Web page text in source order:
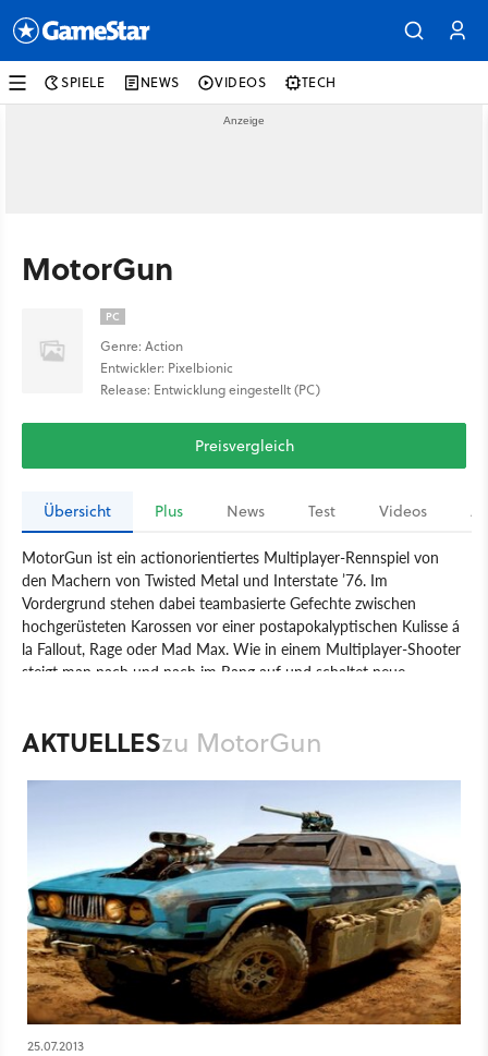
SPIELE NEWS VIDEOS TECH
MotorGun
PC
Genre: Action
Entwickler: Pixelbionic
Release: Entwicklung eingestellt (PC)
Preisvergleich
Übersicht Plus News Test Videos
MotorGun ist ein actionorientiertes Multiplayer-Rennspiel von
den Machern von Twisted Metal und Interstate ’76. Im
Vordergrund stehen dabei teambasierte Gefechte zwischen
hochgerüsteten Karossen vor einer postapokalyptischen Kulisse á
la Fallout, Rage oder Mad Max. Wie in einem Multiplayer-Shooter
steigt man nach und nach im Rang auf und schaltet neue
stehen über 20 Fahrzeuge, die zwischen den drei rivalisierenden
Multiplayer-Optionen umfassen Klassiker wie Capture the Flag
oder missionsbasierte Modi wie Convoy. Finanziert wird das
Projekt über die Crowdfunding-Plattform Kickstarter.
PC Action Pixelbionic MotorGun
AKTUELLESzu MotorGun
25.07.2013